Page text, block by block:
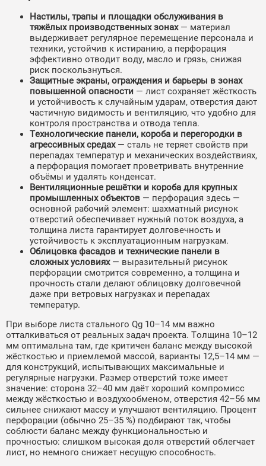
Настилы, трапы и площадки обслуживания в
тяжёлых производственных зонах— материал
выдерживает регулярное перемещение персонала и
техники, устойчив к истиранию, а перфорация
эффективно отводит воду, масло и грязь, снижая
риск поскользнуться.
Защитные экраны, ограждения и барьеры в зонах
повышенной опасности — лист сохраняет жёсткость
и устойчивость к случайным ударам, отверстия дают
частичную видимость и вентиляцию, что удобно для
контроля пространства и отвода тепла.
Технологические панели, короба и перегородки в
агрессивных средах— сталь не теряет свойств при
перепадах температур и механических воздействиях,
а перфорация помогает проветривать внутренние
объёмы и удалять конденсат.
Вентиляционные решётки и короба для крупных
промышленных объектов — перфорация здесь —
основной рабочий элемент: шахматный рисунок
отверстий обеспечивает нужный поток воздуха, а
толщина листа гарантирует долговечность и
устойчивость к эксплуатационным нагрузкам.
Облицовка фасадов и технические панели в
сложных условиях— выразительный рисунок
перфорации смотрится современно, а толщина и
прочность стали делают облицовку долговечной
даже при ветровых нагрузках и перепадах
температур.
При выборе листа стального Qg 10–14 мм важно
отталкиваться от реальных задач проекта. Толщина 10–12
мм оптимальна там, где критичен баланс между высокой
жёсткостью и приемлемой массой, варианты 12,5–14 мм —
для конструкций, испытывающих максимальные и
регулярные нагрузки. Размер отверстий тоже имеет
значение: сторона 32–40 мм даёт хороший компромисс
между жёсткостью и воздухообменом, отверстия 42–56 мм
сильнее снижают массу и улучшают вентиляцию. Процент
перфорации (обычно 25–35 %) подбирают так, чтобы
соблюсти баланс между функциональностью и
прочностью: слишком высокая доля отверстий облегчает
лист, но немного снижает несущую способность.